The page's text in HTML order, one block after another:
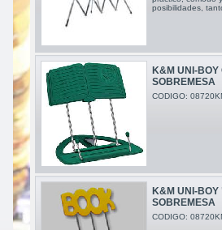
posibilidades,
K&M UNI-BOY
SOBREMESA
CODIGO:
K&M UNI-
SOBREMESA
CODIGO: